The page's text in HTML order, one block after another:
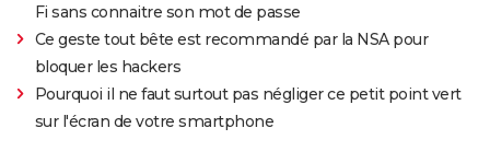
Fi sans connaitre son mot de passe
Ce geste tout bête est recommandé par la NSA pour
bloquer les hackers
Pourquoi il ne faut surtout pas négliger ce petit point vert
sur l'écran de votre smartphone